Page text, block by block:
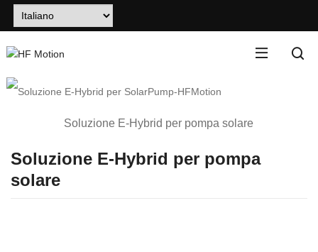
Soluzione E-Hybrid per pompa solare
Soluzione E-Hybrid per pompa
solare